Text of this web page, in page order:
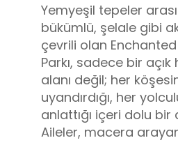
Yemyeşil tepeler
bükümlü, şelale gibi
çevrili olan
Parkı, sadece bir
alanı değil; her
uyandırdığı, her
anlattığı içeri dolu bir
Aileler, macera